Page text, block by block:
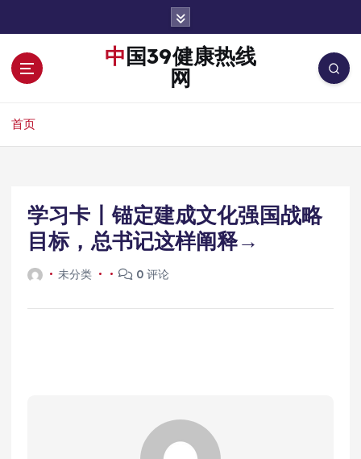
中国39健康热线
网
首页
学习卡丨锚定建成文化强国战略
目标，总书记这样阐释→
未分类 0 评论